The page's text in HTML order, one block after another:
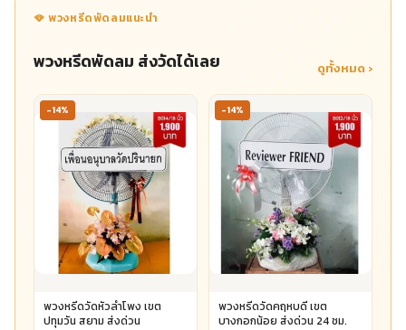
🪭 พวงหรีดพัดลมแนะนำ
พวงหรีดพัดลม ส่งวัดได้เลย ดูทั้งหมด ›
-14%
พวงหรีดวัดหัวลำโพง เขต
ปทุมวัน สยาม ส่งด่วน
-14%
พวงหรีดวัดคฤหบดี เขต
บางกอกน้อย ส่งด่วน 24 ชม.